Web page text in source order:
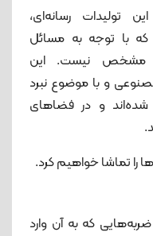
تولیدات رسانه‌ای،
با توجه به مسائل
مشخص نیست. این
و با موضوع نبرد
شده‌اند و در فضا‌های
را تماشا خواهیم کرد.
که به آن وارد